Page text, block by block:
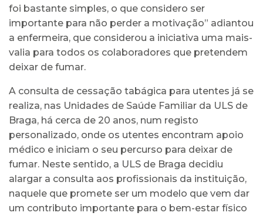
foi bastante simples, o que considero ser
importante para não perder a motivação” adiantou
a enfermeira, que considerou a iniciativa uma mais-
valia para todos os colaboradores que pretendem
deixar de fumar.
A consulta de cessação tabágica para utentes já se
realiza, nas Unidades de Saúde Familiar da ULS de
Braga, há cerca de 20 anos, num registo
personalizado, onde os utentes encontram apoio
médico e iniciam o seu percurso para deixar de
fumar. Neste sentido, a ULS de Braga decidiu
alargar a consulta aos profissionais da instituição,
naquele que promete ser um modelo que vem dar
um contributo importante para o bem-estar físico